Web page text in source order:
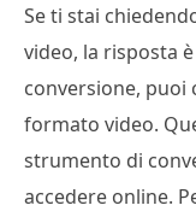
Se ti stai
video, la risposta
conversione, puoi
formato video.
strumento di
accedere online.